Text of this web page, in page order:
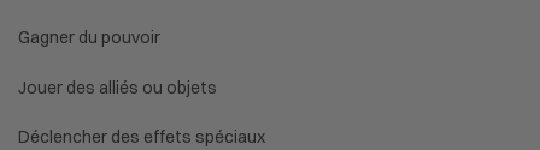
Gagner du pouvoir
Jouer des alliés ou objets
Déclencher des effets spéciaux